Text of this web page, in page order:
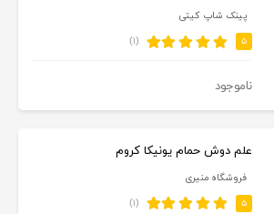
پینک شاپ کیتی
۵ (۱)
ناموجود
علم دوش حمام یونیکا کروم
فروشگاه منیری
۵ (۱)